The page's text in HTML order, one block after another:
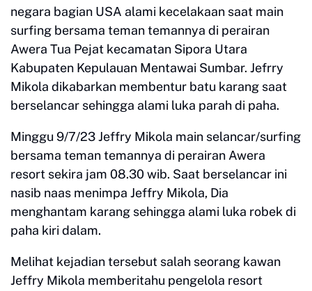
negara bagian USA alami kecelakaan saat main
surfing bersama teman temannya di perairan
Awera Tua Pejat kecamatan Sipora Utara
Kabupaten Kepulauan Mentawai Sumbar. Jefrry
Mikola dikabarkan membentur batu karang saat
berselancar sehingga alami luka parah di paha.
Minggu 9/7/23 Jeffry Mikola main selancar/surfing
bersama teman temannya di perairan Awera
resort sekira jam 08.30 wib. Saat berselancar ini
nasib naas menimpa Jeffry Mikola, Dia
menghantam karang sehingga alami luka robek di
paha kiri dalam.
Melihat kejadian tersebut salah seorang kawan
Jeffry Mikola memberitahu pengelola resort